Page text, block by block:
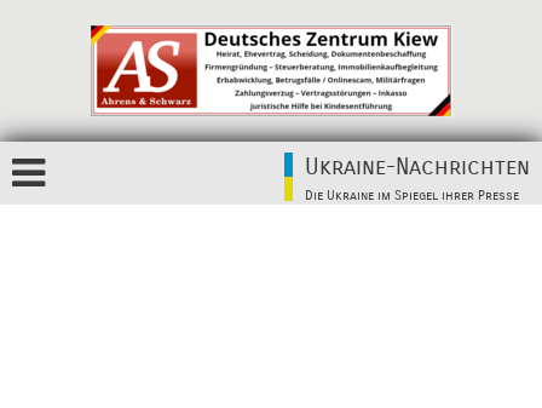
Ukraine-Nachrichten
Die Ukraine im Spiegel ihrer Presse